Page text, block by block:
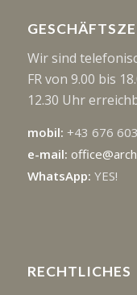
Wir sind
FR von 9.00 bis
12.30 Uhr
mobil: +43 676
e-mail:
WhatsApp: YES!
RECHTLICHES